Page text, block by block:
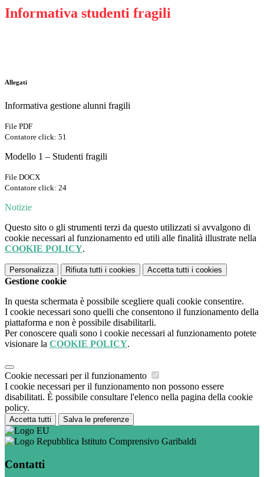
Informativa studenti fragili
Allegati
Informativa gestione alunni fragili
File PDF
Contatore click: 51
Modello 1 – Studenti fragili
File DOCX
Contatore click: 24
Notizie
Questo sito o gli strumenti terzi da questo utilizzati si avvalgono di
cookie necessari al funzionamento ed utili alle finalità illustrate nella
COOKIE POLICY.
Personalizza Rifiuta tutti i cookies Accetta tutti i cookies
Gestione cookie
In questa schermata è possibile scegliere quali cookie consentire.
I cookie necessari sono quelli che consentono il funzionamento della
piattaforma e non è possibile disabilitarli.
Per conoscere quali sono i cookie necessari al funzionamento potete
visionare la COOKIE POLICY.
Cookie necessari per il funzionamento
I cookie necessari per il funzionamento non possono essere
disabilitati. È possibile consultare l'elenco nella pagina della cookie
policy.
Accetta tutti Salva le preferenze
Istituto Comprensivo Garibaldi
Contatti